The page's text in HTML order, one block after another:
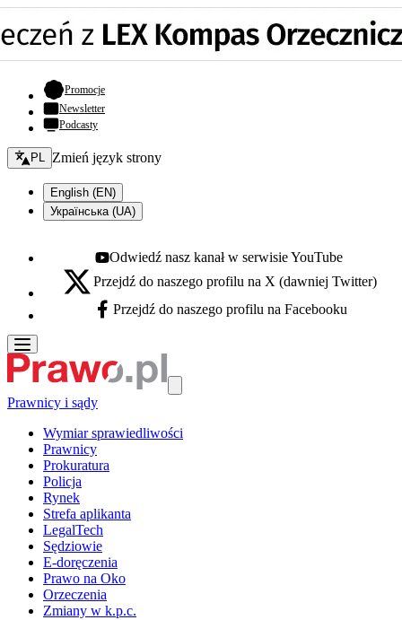
Promocje- otwiera się w nowej karcie
Newsletter
Podcasty
Zmień język - bieżący:
PL Zmień język strony
English (EN)
Українська (UA)
Youtube - otwiera się w nowej karcie
Odwiedź nasz kanał w serwisie YouTube
X - otwiera się w nowej karcie
Przejdź do naszego profilu na X (dawniej Twitter)
Facebook - otwiera się w nowej karcie
Przejdź do naszego profilu na Facebooku
Prawnicy i sądy
Wymiar sprawiedliwości
Prawnicy
Prokuratura
Policja
Rynek
Strefa aplikanta
LegalTech
Sędziowie
E-doręczenia
Prawo na Oko
Orzeczenia
Zmiany w k.p.c.